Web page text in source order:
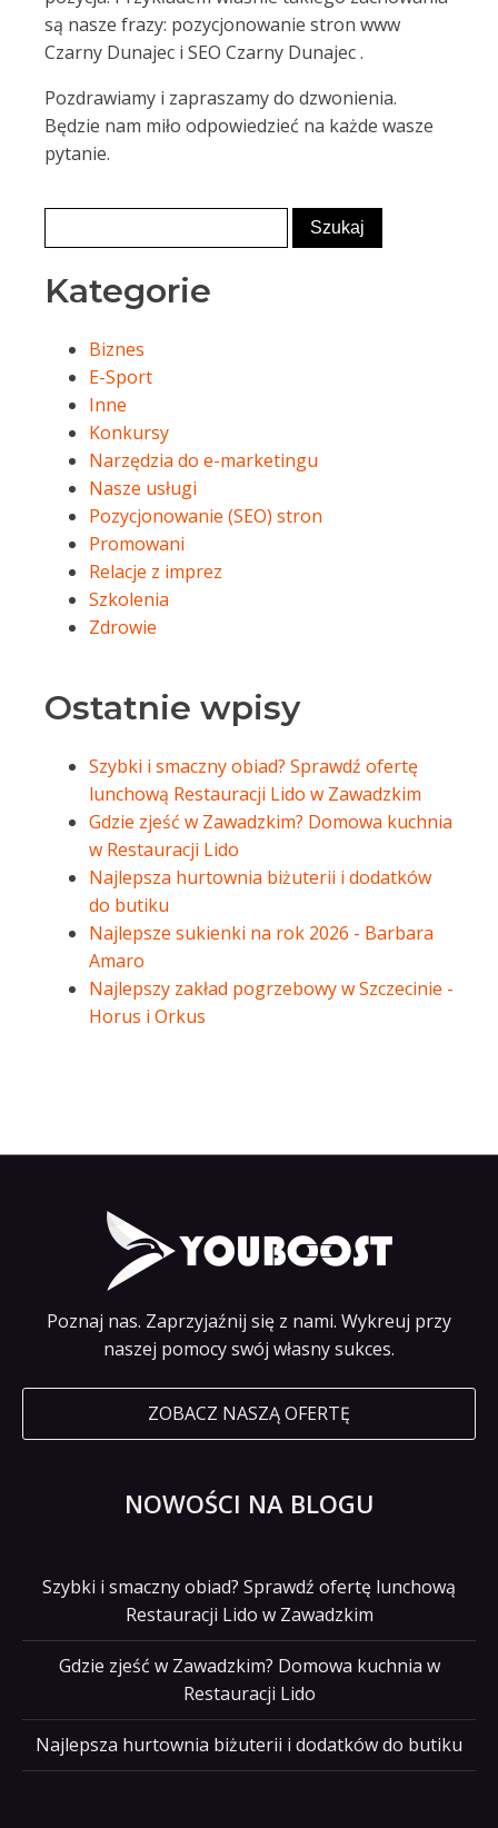
są nasze frazy: pozycjonowanie stron www
Czarny Dunajec i SEO Czarny Dunajec .
Pozdrawiamy i zapraszamy do dzwonienia.
Będzie nam miło odpowiedzieć na każde wasze
pytanie.
Kategorie
Biznes
E-Sport
Inne
Konkursy
Narzędzia do e-marketingu
Nasze usługi
Pozycjonowanie (SEO) stron
Promowani
Relacje z imprez
Szkolenia
Zdrowie
Ostatnie wpisy
Szybki i smaczny obiad? Sprawdź ofertę
lunchową Restauracji Lido w Zawadzkim
Gdzie zjeść w Zawadzkim? Domowa kuchnia
w Restauracji Lido
Najlepsza hurtownia biżuterii i dodatków
do butiku
Najlepsze sukienki na rok 2026 - Barbara
Amaro
Najlepszy zakład pogrzebowy w Szczecinie -
Horus i Orkus
Poznaj nas. Zaprzyjaźnij się z nami. Wykreuj przy
naszej pomocy swój własny sukces.
ZOBACZ NASZĄ OFERTĘ
NOWOŚCI NA BLOGU
Szybki i smaczny obiad? Sprawdź ofertę lunchową
Restauracji Lido w Zawadzkim
Gdzie zjeść w Zawadzkim? Domowa kuchnia w
Restauracji Lido
Najlepsza hurtownia biżuterii i dodatków do butiku